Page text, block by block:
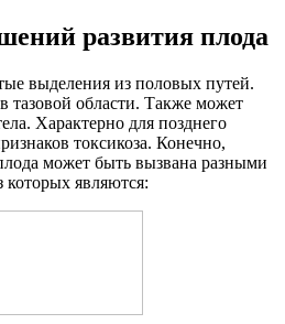
развития плода
выделения из половых путей.
тазовой области. Также может
Характерно для позднего
токсикоза. Конечно,
может быть вызвана разными
являются: